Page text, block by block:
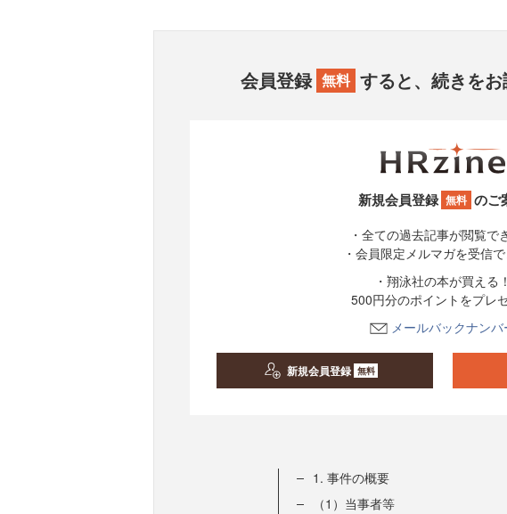
会員登録 無料 すると、続きを
新規会員登録 無料 のご
・全ての過去記事が閲覧で
・会員限定メルマガを受信
・翔泳社の本が買える！
500円分のポイントをプレ
メールバックナンバ
新規会員登録 無料
1. 事件の概要
（1）当事者等